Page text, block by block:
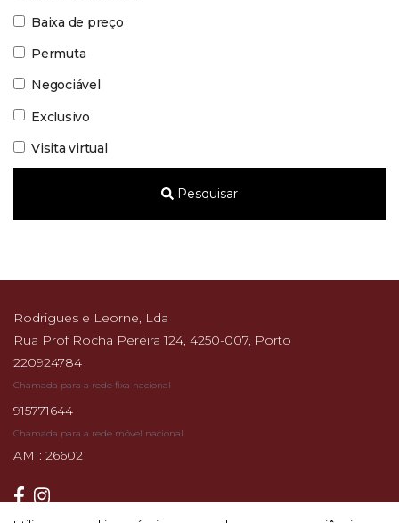
Baixa de preço
Permuta
Negociável
Exclusivo
Visita virtual
Pesquisar
Rodrigues e Leorne, Lda
Rua Prof Rocha Pereira 124, 4250-007, Porto
220924784
Chamada para a rede fixa nacional
915771644
Chamada para a rede móvel nacional
AMI: 26602